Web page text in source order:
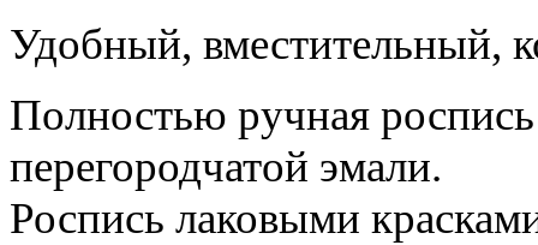
Удобный, вместительный,
Полностью ручная
перегородчатой эмали.
Роспись лаковыми